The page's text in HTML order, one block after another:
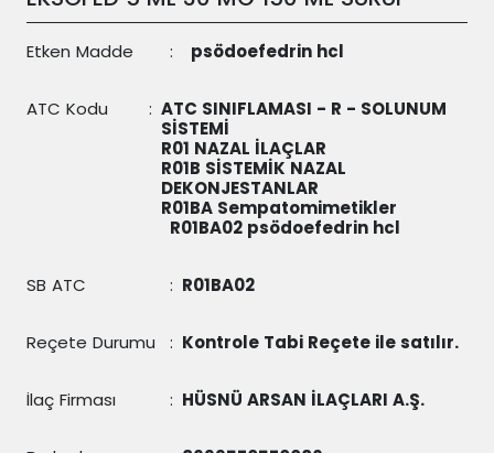
Etken Madde : psödoefedrin hcl
ATC Kodu : ATC SINIFLAMASI - R - SOLUNUM
SİSTEMİ
R01 NAZAL İLAÇLAR
R01B SİSTEMİK NAZAL
DEKONJESTANLAR
R01BA Sempatomimetikler
R01BA02 psödoefedrin hcl
SB ATC : R01BA02
Reçete Durumu : Kontrole Tabi Reçete ile satılır.
İlaç Firması : HÜSNÜ ARSAN İLAÇLARI A.Ş.